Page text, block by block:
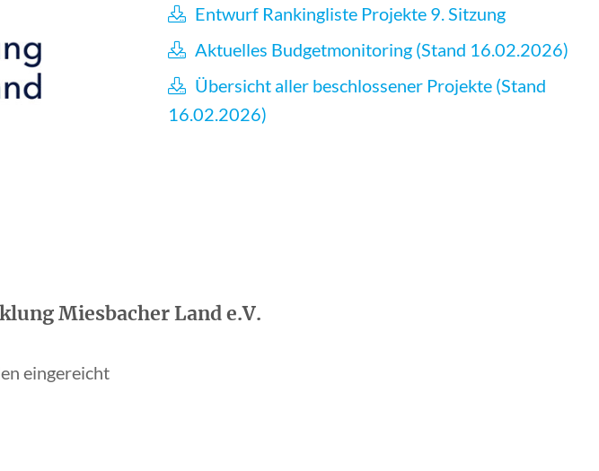
Entwurf Rankingliste Projekte 9. Sitzung
Aktuelles Budgetmonitoring (Stand 16.02.2026)
Übersicht aller beschlossener Projekte (Stand
16.02.2026)
Miesbacher Land e.V.
eingereicht